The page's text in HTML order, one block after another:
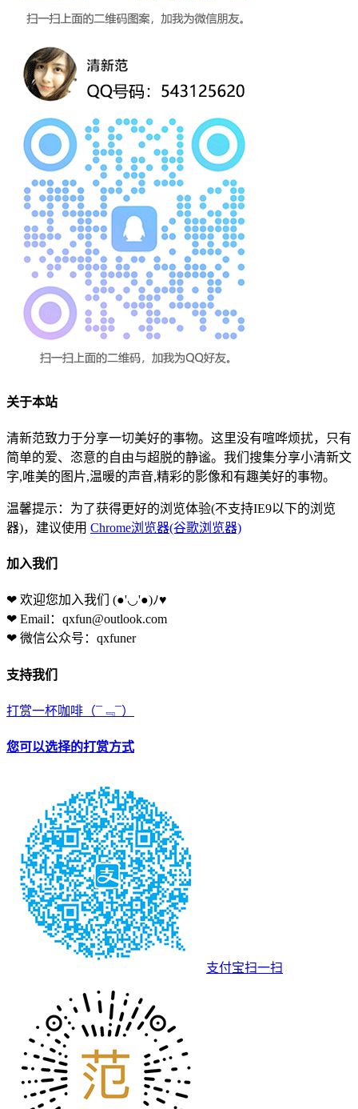
关于本站
清新范致力于分享一切美好的事物。这里没有喧哗烦扰，只有
简单的爱、恣意的自由与超脱的静谧。我们搜集分享小清新文
字,唯美的图片,温暖的声音,精彩的影像和有趣美好的事物。
温馨提示：为了获得更好的浏览体验(不支持IE9以下的浏览
器)，建议使用 Chrome浏览器(谷歌浏览器)
加入我们
❤ 欢迎您加入我们 (●'◡'●)ﾉ♥
❤ Email：qxfun@outlook.com
❤ 微信公众号：qxfuner
支持我们
打赏一杯咖啡 （¯﹃¯）
您可以选择的打赏方式
支付宝扫一扫